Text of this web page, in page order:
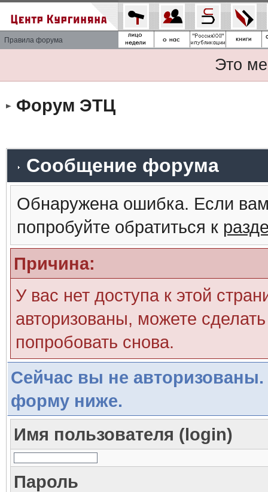
Правила форума
Это
Форум ЭТЦ
Сообщение форума
Обнаружена ошибка. Если
попробуйте обратиться к
Причина:
У вас нет доступа к этой
авторизованы, можете
попробовать снова.
Сейчас вы не авторизованы.
форму ниже.
Имя пользователя (login)
Пароль